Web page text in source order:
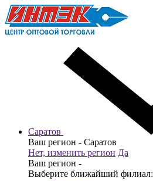
Саратов
Ваш регион - Саратов
Нет, изменить регион Да
Ваш регион -
Выберите ближайший филиал: